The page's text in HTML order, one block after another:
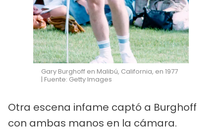
Gary Burghoff en Malibú, California, en 1977
| Fuente: Getty Images
Otra escena infame captó a Burghoff
con ambas manos en la cámara.